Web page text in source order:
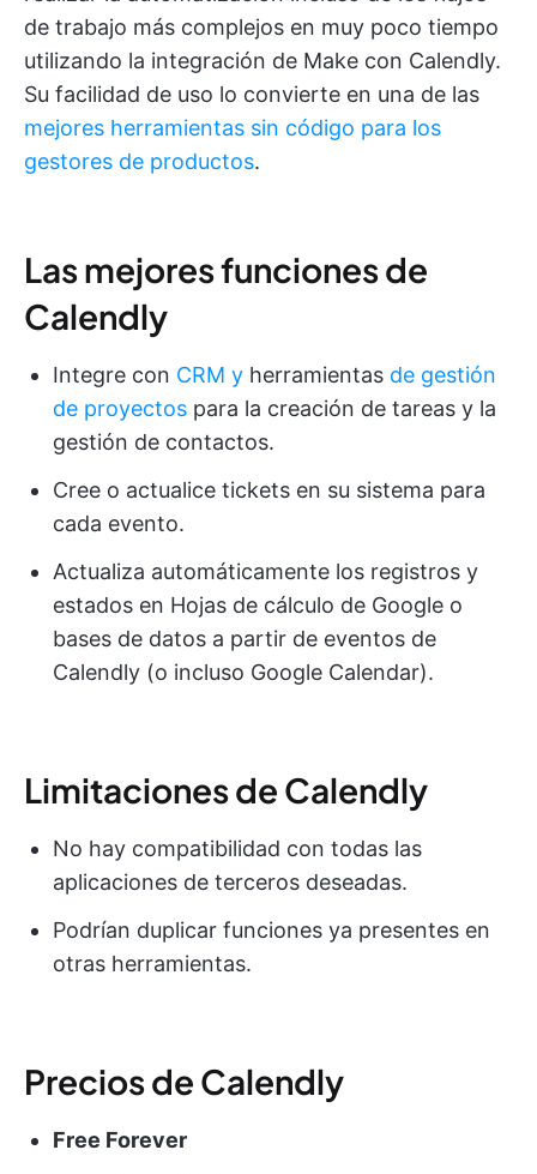
de trabajo más complejos en muy poco tiempo
utilizando la integración de Make con Calendly.
Su facilidad de uso lo convierte en una de las
mejores herramientas sin código para los
gestores de productos.
Las mejores funciones de
Calendly
Integre con CRM y herramientas de gestión
de proyectos para la creación de tareas y la
gestión de contactos.
Cree o actualice tickets en su sistema para
cada evento.
Actualiza automáticamente los registros y
estados en Hojas de cálculo de Google o
bases de datos a partir de eventos de
Calendly (o incluso Google Calendar).
Limitaciones de Calendly
No hay compatibilidad con todas las
aplicaciones de terceros deseadas.
Podrían duplicar funciones ya presentes en
otras herramientas.
Precios de Calendly
Free Forever